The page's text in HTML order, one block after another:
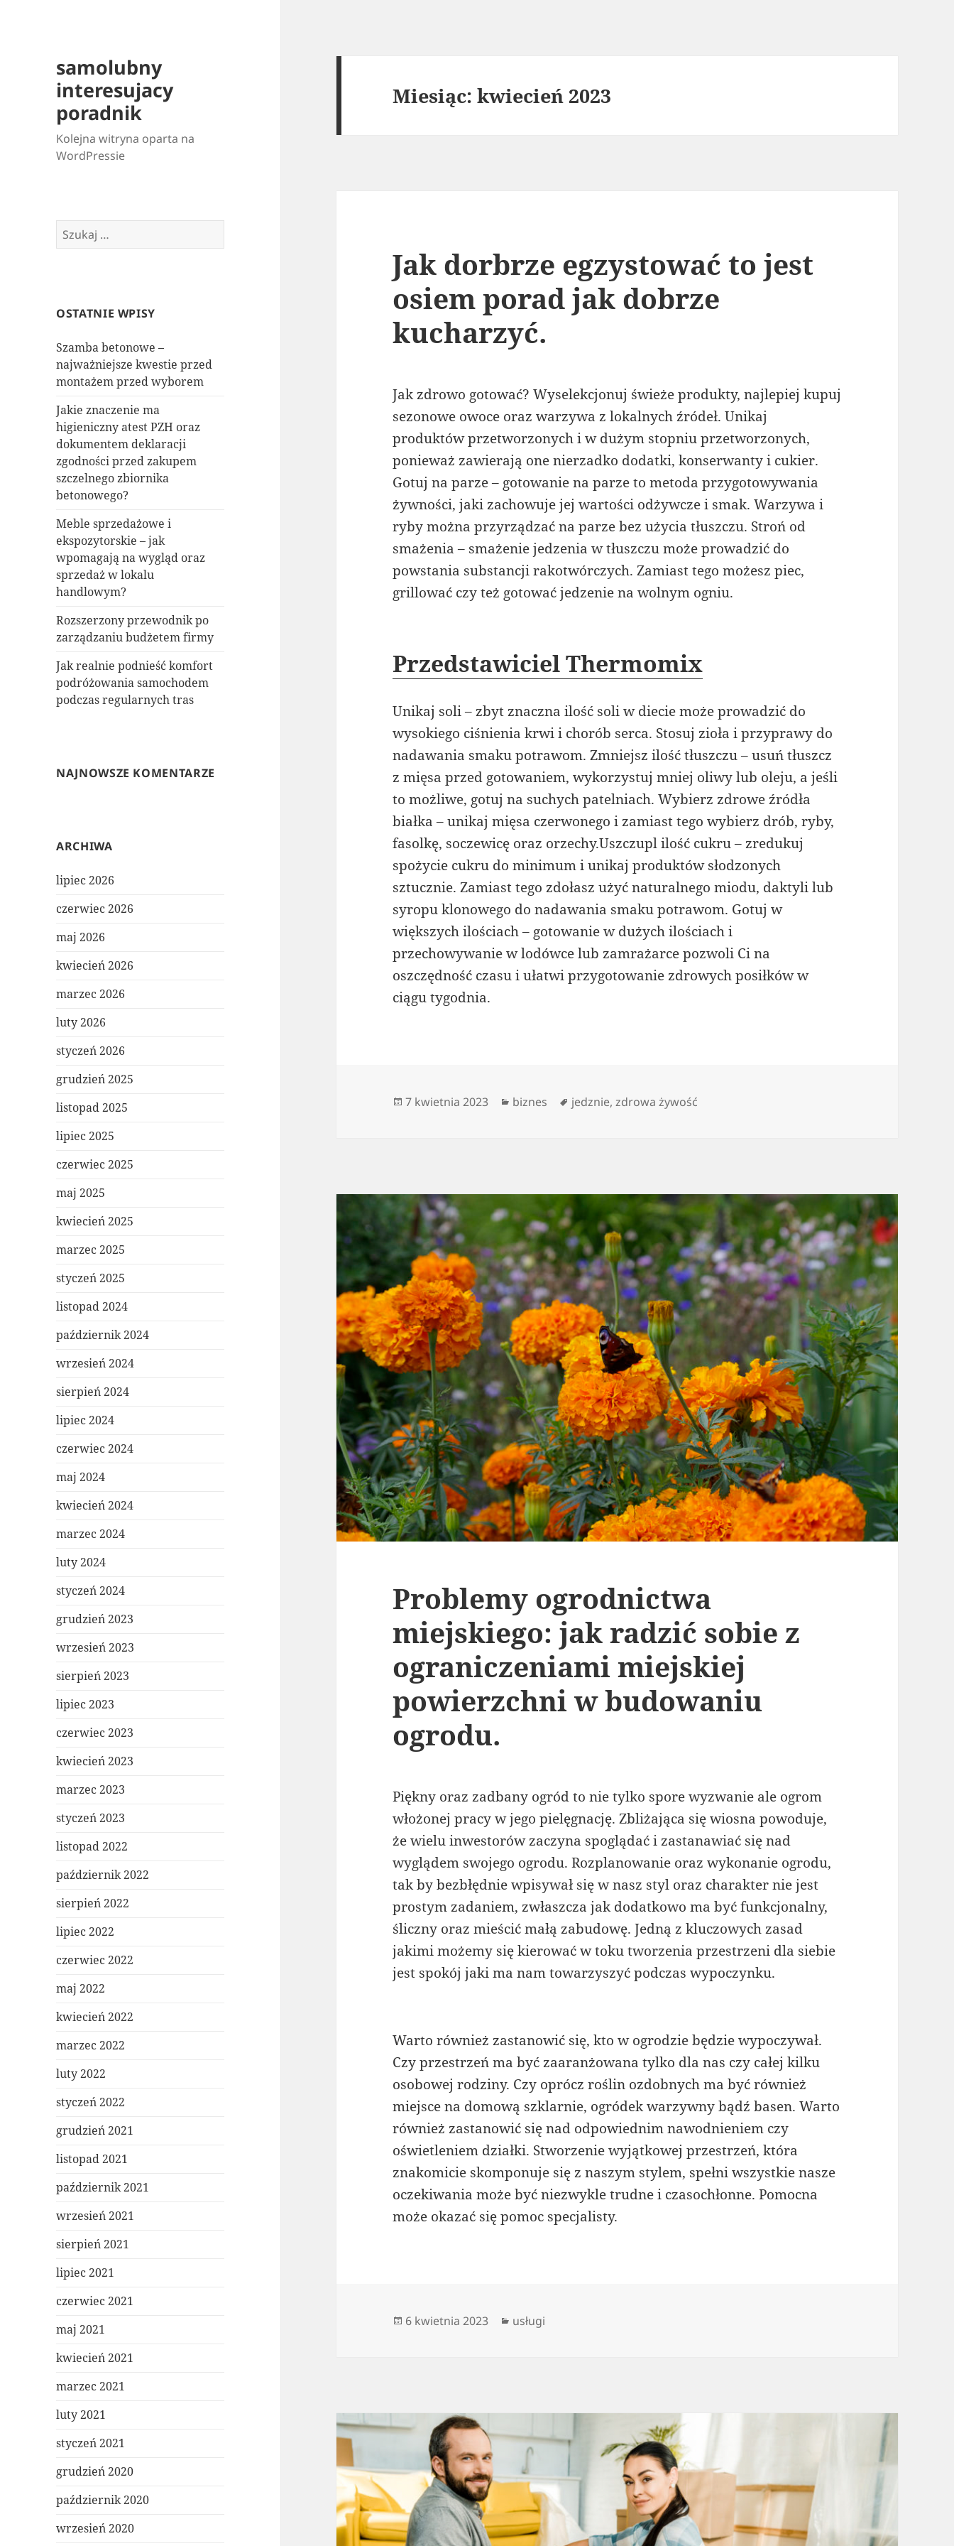
samolubny
interesujacy
poradnik
Kolejna witryna oparta na
WordPressie
Szukaj:
OSTATNIE WPISY
Szamba betonowe –
najważniejsze kwestie przed
montażem przed wyborem
Jakie znaczenie ma
higieniczny atest PZH oraz
dokumentem deklaracji
zgodności przed zakupem
szczelnego zbiornika
betonowego?
Meble sprzedażowe i
ekspozytorskie – jak
wpomagają na wygląd oraz
sprzedaż w lokalu
handlowym?
Rozszerzony przewodnik po
zarządzaniu budżetem firmy
Jak realnie podnieść komfort
podróżowania samochodem
podczas regularnych tras
NAJNOWSZE KOMENTARZE
ARCHIWA
lipiec 2026
czerwiec 2026
maj 2026
kwiecień 2026
marzec 2026
luty 2026
styczeń 2026
grudzień 2025
listopad 2025
lipiec 2025
czerwiec 2025
maj 2025
kwiecień 2025
marzec 2025
styczeń 2025
listopad 2024
październik 2024
wrzesień 2024
sierpień 2024
lipiec 2024
czerwiec 2024
maj 2024
kwiecień 2024
marzec 2024
luty 2024
styczeń 2024
grudzień 2023
wrzesień 2023
sierpień 2023
lipiec 2023
czerwiec 2023
kwiecień 2023
marzec 2023
styczeń 2023
listopad 2022
październik 2022
sierpień 2022
lipiec 2022
czerwiec 2022
maj 2022
kwiecień 2022
marzec 2022
luty 2022
styczeń 2022
grudzień 2021
listopad 2021
październik 2021
wrzesień 2021
sierpień 2021
lipiec 2021
czerwiec 2021
maj 2021
kwiecień 2021
marzec 2021
luty 2021
styczeń 2021
grudzień 2020
październik 2020
wrzesień 2020
Miesiąc:kwiecień 2023
Jak dorbrze egzystować to jest
osiem porad jak dobrze
kucharzyć.
Jak zdrowo gotować? Wyselekcjonuj świeże produkty, najlepiej kupuj
sezonowe owoce oraz warzywa z lokalnych źródeł. Unikaj
produktów przetworzonych i w dużym stopniu przetworzonych,
ponieważ zawierają one nierzadko dodatki, konserwanty i cukier.
Gotuj na parze – gotowanie na parze to metoda przygotowywania
żywności, jaki zachowuje jej wartości odżywcze i smak. Warzywa i
ryby można przyrządzać na parze bez użycia tłuszczu. Stroń od
smażenia – smażenie jedzenia w tłuszczu może prowadzić do
powstania substancji rakotwórczych. Zamiast tego możesz piec,
grillować czy też gotować jedzenie na wolnym ogniu.
Przedstawiciel Thermomix
Unikaj soli – zbyt znaczna ilość soli w diecie może prowadzić do
wysokiego ciśnienia krwi i chorób serca. Stosuj zioła i przyprawy do
nadawania smaku potrawom. Zmniejsz ilość tłuszczu – usuń tłuszcz
z mięsa przed gotowaniem, wykorzystuj mniej oliwy lub oleju, a jeśli
to możliwe, gotuj na suchych patelniach. Wybierz zdrowe źródła
białka – unikaj mięsa czerwonego i zamiast tego wybierz drób, ryby,
fasolkę, soczewicę oraz orzechy.Uszczupl ilość cukru – zredukuj
spożycie cukru do minimum i unikaj produktów słodzonych
sztucznie. Zamiast tego zdołasz użyć naturalnego miodu, daktyli lub
syropu klonowego do nadawania smaku potrawom. Gotuj w
większych ilościach – gotowanie w dużych ilościach i
przechowywanie w lodówce lub zamrażarce pozwoli Ci na
oszczędność czasu i ułatwi przygotowanie zdrowych posiłków w
ciągu tygodnia.
Data
7 kwietnia 2023 Kategorie
biznes Tagi
jedznie,zdrowa żywość
Problemy ogrodnictwa
miejskiego: jak radzić sobie z
ograniczeniami miejskiej
powierzchni w budowaniu
ogrodu.
Piękny oraz zadbany ogród to nie tylko spore wyzwanie ale ogrom
włożonej pracy w jego pielęgnację. Zbliżająca się wiosna powoduje,
że wielu inwestorów zaczyna spoglądać i zastanawiać się nad
wyglądem swojego ogrodu. Rozplanowanie oraz wykonanie ogrodu,
tak by bezbłędnie wpisywał się w nasz styl oraz charakter nie jest
prostym zadaniem, zwłaszcza jak dodatkowo ma być funkcjonalny,
śliczny oraz mieścić małą zabudowę. Jedną z kluczowych zasad
jakimi możemy się kierować w toku tworzenia przestrzeni dla siebie
jest spokój jaki ma nam towarzyszyć podczas wypoczynku.
Warto również zastanowić się, kto w ogrodzie będzie wypoczywał.
Czy przestrzeń ma być zaaranżowana tylko dla nas czy całej kilku
osobowej rodziny. Czy oprócz roślin ozdobnych ma być również
miejsce na domową szklarnie, ogródek warzywny bądź basen. Warto
również zastanowić się nad odpowiednim nawodnieniem czy
oświetleniem działki. Stworzenie wyjątkowej przestrzeń, która
znakomicie skomponuje się z naszym stylem, spełni wszystkie nasze
oczekiwania może być niezwykle trudne i czasochłonne. Pomocna
może okazać się pomoc specjalisty.
Data
6 kwietnia 2023 Kategorie
usługi